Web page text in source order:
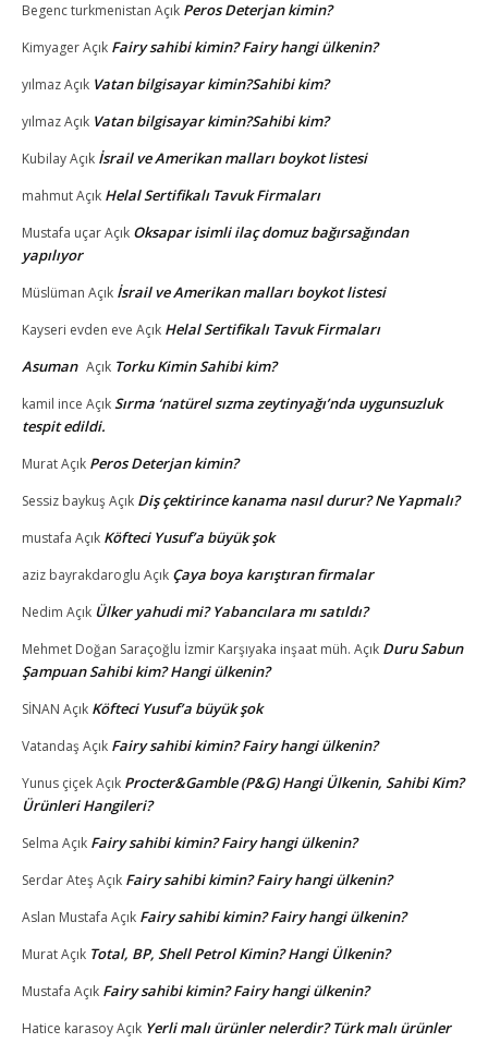
Begenc turkmenistan Açık Peros Deterjan kimin?
KimyagerAçık Fairy sahibi kimin? Fairy hangi ülkenin?
yılmazAçık Vatan bilgisayar kimin?Sahibi kim?
yılmazAçık Vatan bilgisayar kimin?Sahibi kim?
KubilayAçık İsrail ve Amerikan malları boykot listesi
mahmutAçık Helal Sertifikalı Tavuk Firmaları
Mustafa uçarAçık Oksapar isimli ilaç domuz bağırsağından
yapılıyor
Müslüman Açık İsrail ve Amerikan malları boykot listesi
Kayseri evden eve Açık Helal Sertifikalı Tavuk Firmaları
Asuman Açık Torku Kimin Sahibi kim?
kamil ince AçıkSırma ‘natürel sızma zeytinyağı’nda uygunsuzluk
tespit edildi.
MuratAçık Peros Deterjan kimin?
Sessiz baykuşAçık Diş çektirince kanama nasıl durur? Ne Yapmalı?
mustafa Açık Köfteci Yusuf’a büyük şok
aziz bayrakdaroglu Açık Çaya boya karıştıran firmalar
Nedim Açık Ülker yahudi mi? Yabancılara mı satıldı?
Mehmet Doğan Saraçoğlu İzmir Karşıyaka inşaat müh. Açık Duru Sabun
Şampuan Sahibi kim? Hangi ülkenin?
SİNAN Açık Köfteci Yusuf’a büyük şok
VatandaşAçık Fairy sahibi kimin? Fairy hangi ülkenin?
Yunus çiçekAçık Procter&Gamble (P&G) Hangi Ülkenin, Sahibi Kim?
Ürünleri Hangileri?
Selma Açık Fairy sahibi kimin? Fairy hangi ülkenin?
Serdar AteşAçık Fairy sahibi kimin? Fairy hangi ülkenin?
Aslan Mustafa Açık Fairy sahibi kimin? Fairy hangi ülkenin?
MuratAçık Total, BP, Shell Petrol Kimin? Hangi Ülkenin?
Mustafa Açık Fairy sahibi kimin? Fairy hangi ülkenin?
Hatice karasoyAçık Yerli malı ürünler nelerdir? Türk malı ürünler